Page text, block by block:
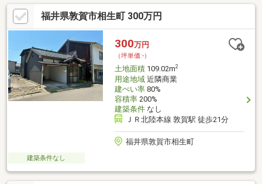
こちらとなっています。第一種低層住居専用地域は、将来的にも
工場や大規模な商業施設が建つことがなく、住環境の変化も心配
ありません。傾斜地より建築が楽な平坦地です。
福井県敦賀市相生町 300万円
300万円
（坪単価:-）
土地面積109.02m2
用途地域近隣商業
建ぺい率80%
容積率200%
建築条件なし
ＪＲ北陸本線 敦賀駅 徒歩21分
福井県敦賀市相生町
建築条件なし